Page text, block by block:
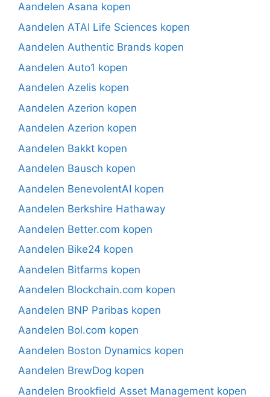
Aandelen Asana kopen
Aandelen ATAI Life Sciences kopen
Aandelen Authentic Brands kopen
Aandelen Auto1 kopen
Aandelen Azelis kopen
Aandelen Azerion kopen
Aandelen Azerion kopen
Aandelen Bakkt kopen
Aandelen Bausch kopen
Aandelen BenevolentAI kopen
Aandelen Berkshire Hathaway
Aandelen Better.com kopen
Aandelen Bike24 kopen
Aandelen Bitfarms kopen
Aandelen Blockchain.com kopen
Aandelen BNP Paribas kopen
Aandelen Bol.com kopen
Aandelen Boston Dynamics kopen
Aandelen BrewDog kopen
Aandelen Brookfield Asset Management kopen